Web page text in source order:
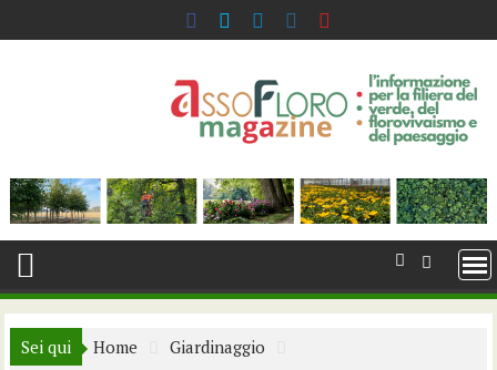
to
Sei qui Home
Giardinaggio